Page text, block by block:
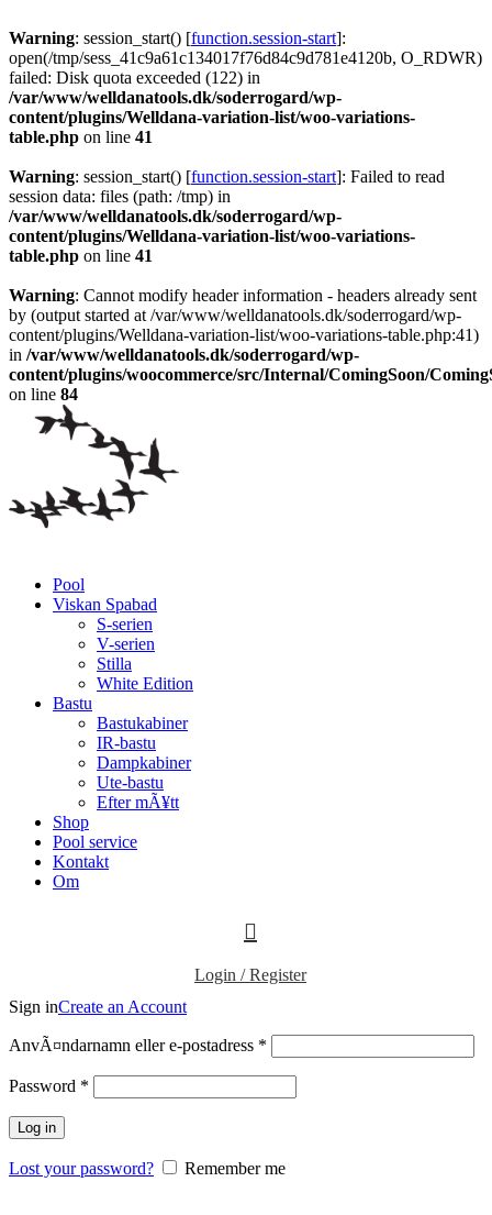
Warning: session_start() [function.session-start]:
open(/tmp/sess_41c9a61c134017f76d84c9d781e4120b, O_RDWR)
failed: Disk quota exceeded (122) in
/var/www/welldanatools.dk/soderrogard/wp-
content/plugins/Welldana-variation-list/woo-variations-
table.php on line 41
Warning: session_start() [function.session-start]: Failed to read
session data: files (path: /tmp) in
/var/www/welldanatools.dk/soderrogard/wp-
content/plugins/Welldana-variation-list/woo-variations-
table.php on line 41
Warning: Cannot modify header information - headers already sent
by (output started at /var/www/welldanatools.dk/soderrogard/wp-
content/plugins/Welldana-variation-list/woo-variations-table.php:41)
in /var/www/welldanatools.dk/soderrogard/wp-
content/plugins/woocommerce/src/Internal/ComingSoon/
on line 84
Pool
Viskan Spabad
S-serien
V-serien
Stilla
White Edition
Bastu
Bastukabiner
IR-bastu
Dampkabiner
Ute-bastu
Efter mÃ¥tt
Shop
Pool service
Kontakt
Om
Login / Register
Sign inCreate an Account
AnvÃ¤ndarnamn eller e-postadress *
Password *
Log in
Lost your password? Remember me